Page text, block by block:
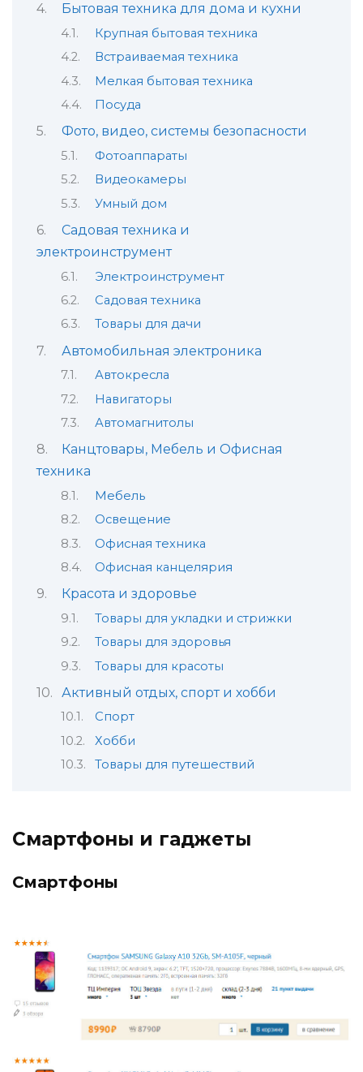
Бытовая техника для дома и кухни
Крупная бытовая техника
Встраиваемая техника
Мелкая бытовая техника
Посуда
Фото, видео, системы безопасности
Фотоаппараты
Видеокамеры
Умный дом
Садовая техника и
электроинструмент
Электроинструмент
Садовая техника
Товары для дачи
Автомобильная электроника
Автокресла
Навигаторы
Автомагнитолы
Канцтовары, Мебель и Офисная
техника
Мебель
Освещение
Офисная техника
Офисная канцелярия
Красота и здоровье
Товары для укладки и стрижки
Товары для здоровья
Товары для красоты
Активный отдых, спорт и хобби
Спорт
Хобби
Товары для путешествий
Смартфоны и гаджеты
Смартфоны